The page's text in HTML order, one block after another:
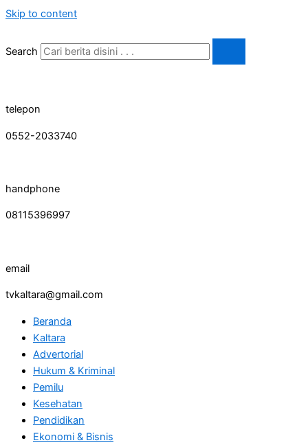
Skip to content
Search
telepon
0552-2033740
handphone
08115396997
email
tvkaltara@gmail.com
Beranda
Kaltara
Advertorial
Hukum & Kriminal
Pemilu
Kesehatan
Pendidikan
Ekonomi & Bisnis